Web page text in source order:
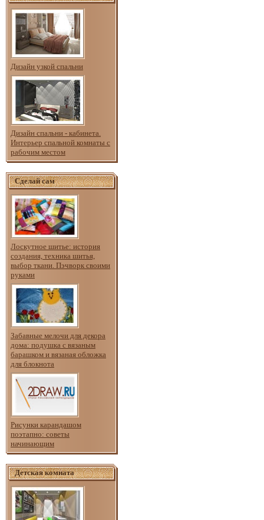
Дизайн узкой спальни
Дизайн спальни - кабинета.
Интерьер спальной комнаты с
рабочим местом
Сделай сам
Лоскутное шитье: история
создания, техника шитья,
выбор ткани. Пэчворк своими
руками
Забавные мелочи для декора
дома: подушка с вязаным
барашком и вязаная обложка
для блокнота
Рисунки карандашом
поэтапно: советы
начинающим
Детская комната